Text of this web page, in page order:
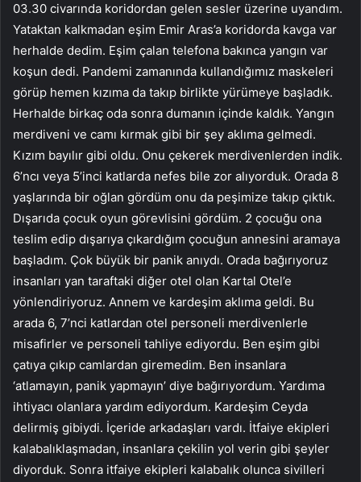
03.30 civarında koridordan gelen sesler üzerine uyandım.
Yataktan kalkmadan eşim Emir Aras’a koridorda kavga var
herhalde dedim. Eşim çalan telefona bakınca yangın var
koşun dedi. Pandemi zamanında kullandığımız maskeleri
görüp hemen kızıma da takıp birlikte yürümeye başladık.
Herhalde birkaç oda sonra dumanın içinde kaldık. Yangın
merdiveni ve camı kırmak gibi bir şey aklıma gelmedi.
Kızım bayılır gibi oldu. Onu çekerek merdivenlerden indik.
6’ncı veya 5’inci katlarda nefes bile zor alıyorduk. Orada 8
yaşlarında bir oğlan gördüm onu da peşimize takıp çıktık.
Dışarıda çocuk oyun görevlisini gördüm. 2 çocuğu ona
teslim edip dışarıya çıkardığım çocuğun annesini aramaya
başladım. Çok büyük bir panik anıydı. Orada bağırıyoruz
insanları yan taraftaki diğer otel olan Kartal Otel’e
yönlendiriyoruz. Annem ve kardeşim aklıma geldi. Bu
arada 6, 7’nci katlardan otel personeli merdivenlerle
misafirler ve personeli tahliye ediyordu. Ben eşim gibi
çatıya çıkıp camlardan giremedim. Ben insanlara
‘atlamayın, panik yapmayın’ diye bağırıyordum. Yardıma
ihtiyacı olanlara yardım ediyordum. Kardeşim Ceyda
delirmiş gibiydi. İçeride arkadaşları vardı. İtfaiye ekipleri
kalabalıklaşmadan, insanlara çekilin yol verin gibi şeyler
diyorduk. Sonra itfaiye ekipleri kalabalık olunca sivilleri